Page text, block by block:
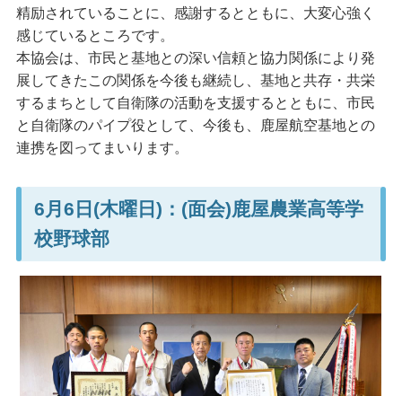
精励されていることに、感謝するとともに、大変心強く
感じているところです。
本協会は、市民と基地との深い信頼と協力関係により発
展してきたこの関係を今後も継続し、基地と共存・共栄
するまちとして自衛隊の活動を支援するとともに、市民
と自衛隊のパイプ役として、今後も、鹿屋航空基地との
連携を図ってまいります。
6月6日(木曜日)：(面会)鹿屋農業高等学
校野球部